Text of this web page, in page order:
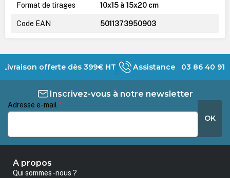
Format de tirages 10x15 à 15x20 cm
Code EAN 5011373950903
Livraison offerte dès 399€ HT Assistance 03 86 40 91
Inscrivez-vous à notre newsletter
Adresse e-mail *
OK
A propos
Qui sommes-nous ?